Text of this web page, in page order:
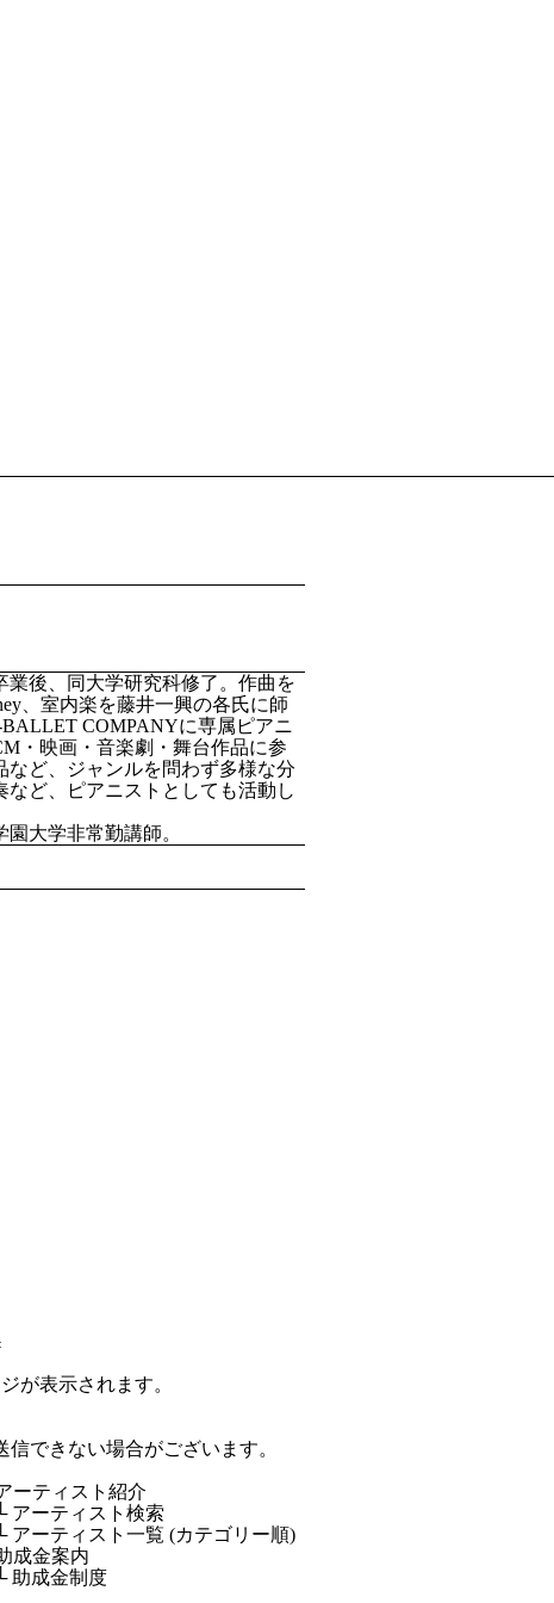
後、同大学研究科修了。作曲を
、室内楽を藤井一興の各氏に師
COMPANYに専属ピアニ
・映画・音楽劇・舞台作品に参
ど、ジャンルを問わず多様な分
ど、ピアニストとしても活動し
大学非常勤講師。
が表示されます。
できない場合がございます。
ーティスト紹介
└ アーティスト検索
└ アーティスト一覧 (カテゴリー順)
成金案内
└ 助成金制度